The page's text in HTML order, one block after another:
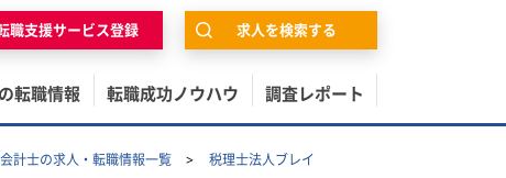
転職情報 転職成功ノウハウ 調査レポート
職支援サービス登録 求人を検索する
計士の求人・転職情報一覧
税理士法人ブレイ